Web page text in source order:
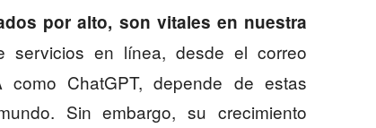
por alto, son vitales en nuestra
servicios en línea, desde el correo
ChatGPT, depende de estas
Sin embargo, su crecimiento